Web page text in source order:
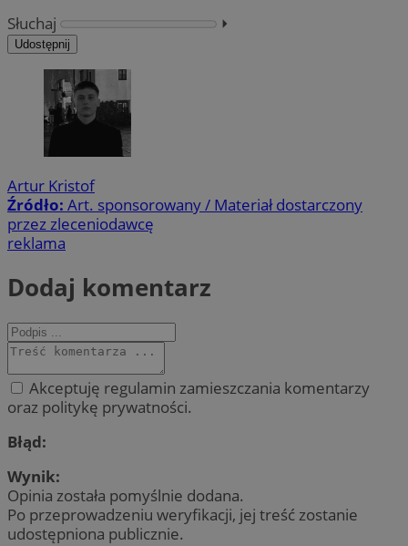
Słuchaj
⏵︎
Udostępnij
Artur Kristof
Źródło: Art. sponsorowany / Materiał dostarczony
przez zleceniodawcę
reklama
Dodaj komentarz
Akceptuję regulamin zamieszczania komentarzy
oraz politykę prywatności.
Błąd:
Wynik:
Opinia została pomyślnie dodana.
Po przeprowadzeniu weryfikacji, jej treść zostanie
udostępniona publicznie.